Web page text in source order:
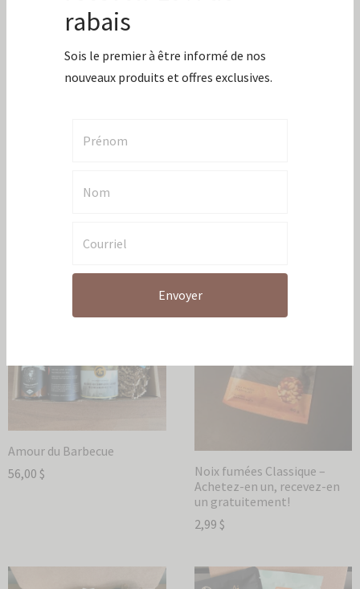
Inscris-toi à
l'infolettre pour
recevoir 10% de
Envoyer
Amour du Barbecue
56,00 $
Noix fumées Classique –
Achetez-en un, recevez-en
un gratuitement!
2,99 $